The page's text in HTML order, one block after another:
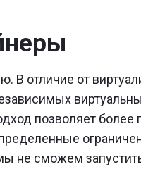
отличие от
позволяет более
не сможем